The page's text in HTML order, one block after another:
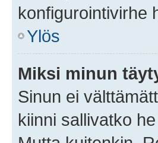
konfigurointivirhe
Ylös
Miksi minun
Sinun ei
kiinni sallivatko